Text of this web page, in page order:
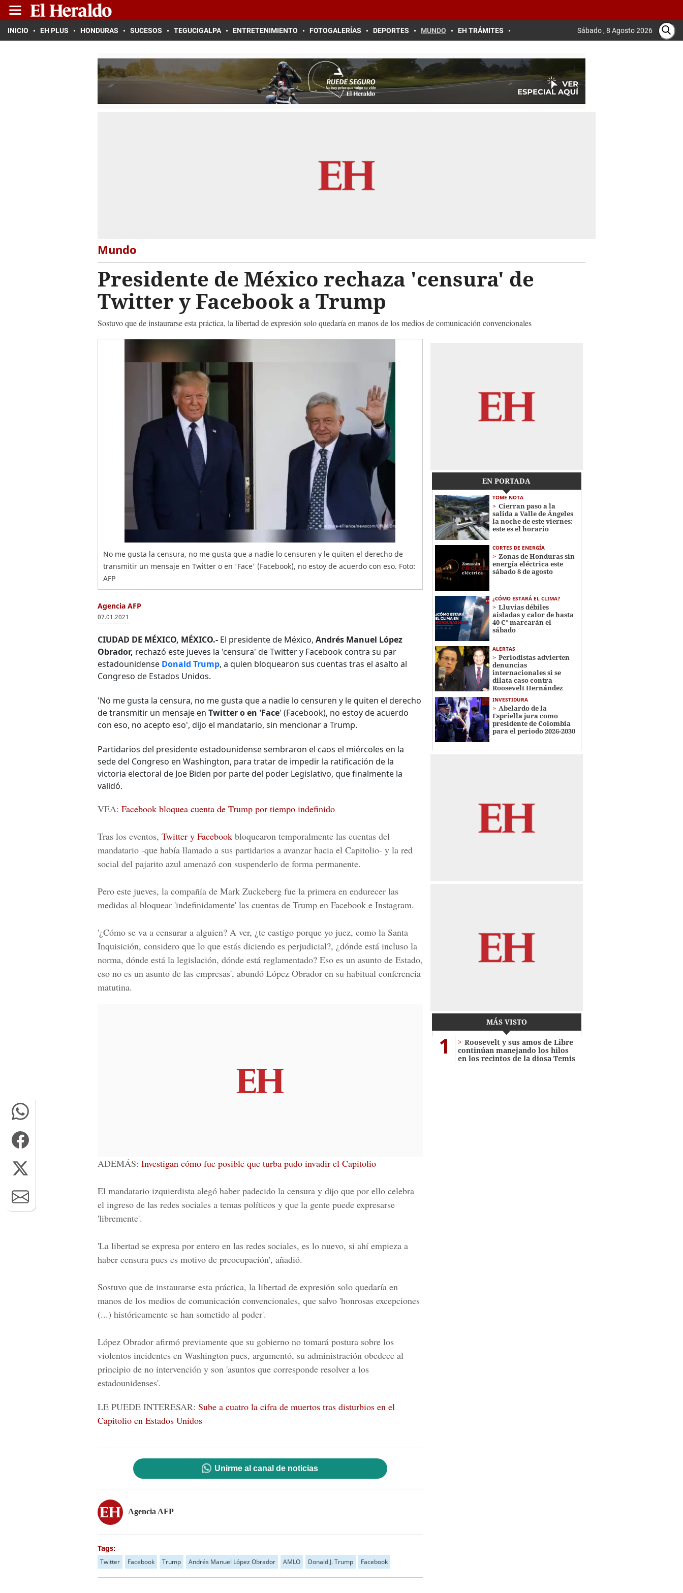
INICIO EH PLUS HONDURAS SUCESOS TEGUCIGALPA ENTRETENIMIENTO FOTOGALERÍAS DEPORTES MUNDO EH TRÁMITES Sábado , 8 Agosto 2026
Mundo
Presidente de México rechaza 'censura' de
Twitter y Facebook a Trump
Sostuvo que de instaurarse esta práctica, la libertad de expresión solo quedaría en manos de los medios de comunicación convencionales
No me gusta la censura, no me gusta que a nadie lo censuren y le quiten el derecho de
transmitir un mensaje en Twitter o en 'Face' (Facebook), no estoy de acuerdo con eso. Foto:
AFP
Agencia AFP
07.01.2021
CIUDAD DE MÉXICO, MÉXICO.- El presidente de México, Andrés Manuel López
Obrador, rechazó este jueves la 'censura' de Twitter y Facebook contra su par
estadounidense Donald Trump, a quien bloquearon sus cuentas tras el asalto al
Congreso de Estados Unidos.
'No me gusta la censura, no me gusta que a nadie lo censuren y le quiten el derecho
de transmitir un mensaje en Twitter o en 'Face' (Facebook), no estoy de acuerdo
con eso, no acepto eso', dijo el mandatario, sin mencionar a Trump.
Partidarios del presidente estadounidense sembraron el caos el miércoles en la
sede del Congreso en Washington, para tratar de impedir la ratificación de la
victoria electoral de Joe Biden por parte del poder Legislativo, que finalmente la
validó.
VEA: Facebook bloquea cuenta de Trump por tiempo indefinido
Tras los eventos, Twitter y Facebook bloquearon temporalmente las cuentas del
mandatario -que había llamado a sus partidarios a avanzar hacia el Capitolio- y la red
social del pajarito azul amenazó con suspenderlo de forma permanente.
Pero este jueves, la compañía de Mark Zuckeberg fue la primera en endurecer las
medidas al bloquear 'indefinidamente' las cuentas de Trump en Facebook e Instagram.
'¿Cómo se va a censurar a alguien? A ver, ¿te castigo porque yo juez, como la Santa
Inquisición, considero que lo que estás diciendo es perjudicial?, ¿dónde está incluso la
norma, dónde está la legislación, dónde está reglamentado? Eso es un asunto de Estado,
eso no es un asunto de las empresas', abundó López Obrador en su habitual conferencia
matutina.
ADEMÁS: Investigan cómo fue posible que turba pudo invadir el Capitolio
El mandatario izquierdista alegó haber padecido la censura y dijo que por ello celebra
el ingreso de las redes sociales a temas políticos y que la gente puede expresarse
'libremente'.
'La libertad se expresa por entero en las redes sociales, es lo nuevo, si ahí empieza a
haber censura pues es motivo de preocupación', añadió.
Sostuvo que de instaurarse esta práctica, la libertad de expresión solo quedaría en
manos de los medios de comunicación convencionales, que salvo 'honrosas excepciones
(...) históricamente se han sometido al poder'.
López Obrador afirmó previamente que su gobierno no tomará postura sobre los
violentos incidentes en Washington pues, argumentó, su administración obedece al
principio de no intervención y son 'asuntos que corresponde resolver a los
estadounidenses'.
LE PUEDE INTERESAR: Sube a cuatro la cifra de muertos tras disturbios en el
Capitolio en Estados Unidos
Unirme al canal de noticias
Agencia AFP
Tags:
Twitter Facebook Trump Andrés Manuel López Obrador AMLO Donald J. Trump Facebook
EN PORTADA
TOME NOTA
Cierran paso a la
salida a Valle de Ángeles
la noche de este viernes:
este es el horario
CORTES DE ENERGÍA
Zonas de Honduras sin
energía eléctrica este
sábado 8 de agosto
¿CÓMO ESTARÁ EL CLIMA?
Lluvias débiles
aisladas y calor de hasta
40 C° marcarán el
sábado
ALERTAS
Periodistas advierten
denuncias
internacionales si se
dilata caso contra
Roosevelt Hernández
INVESTIDURA
Abelardo de la
Espriella jura como
presidente de Colombia
para el periodo 2026-2030
MÁS VISTO
1
Roosevelt y sus amos de Libre
continúan manejando los hilos
en los recintos de la diosa Temis